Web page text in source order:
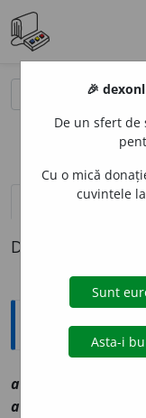
definiții (1)
Definiția cu ID-ul
Explicative
actualit
actualité
🎉
De un sfert de
Cu o mică
cuvintele